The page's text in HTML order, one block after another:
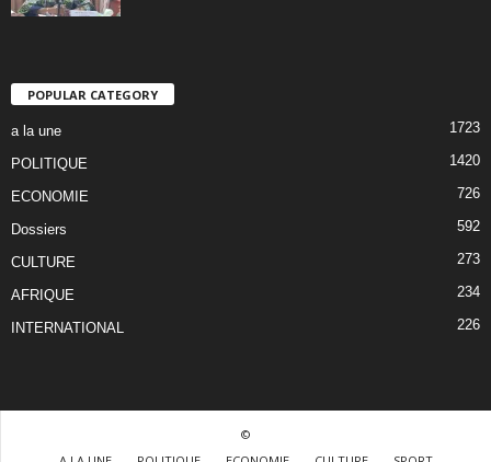
POPULAR CATEGORY
a la une 1723
POLITIQUE 1420
ECONOMIE 726
Dossiers 592
CULTURE 273
AFRIQUE 234
INTERNATIONAL 226
©